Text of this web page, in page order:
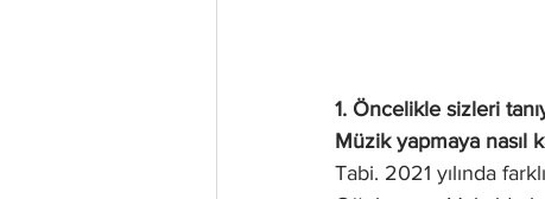
1. Öncelikle sizleri
Müzik yapmaya nasıl
Tabi. 2021 yılında